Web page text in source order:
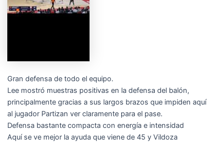
Gran defensa de todo el equipo.
Lee mostró muestras positivas en la defensa del balón,
principalmente gracias a sus largos brazos que impiden aquí
al jugador Partizan ver claramente para el pase.
Defensa bastante compacta con energía e intensidad
Aquí se ve mejor la ayuda que viene de 45 y Vildoza